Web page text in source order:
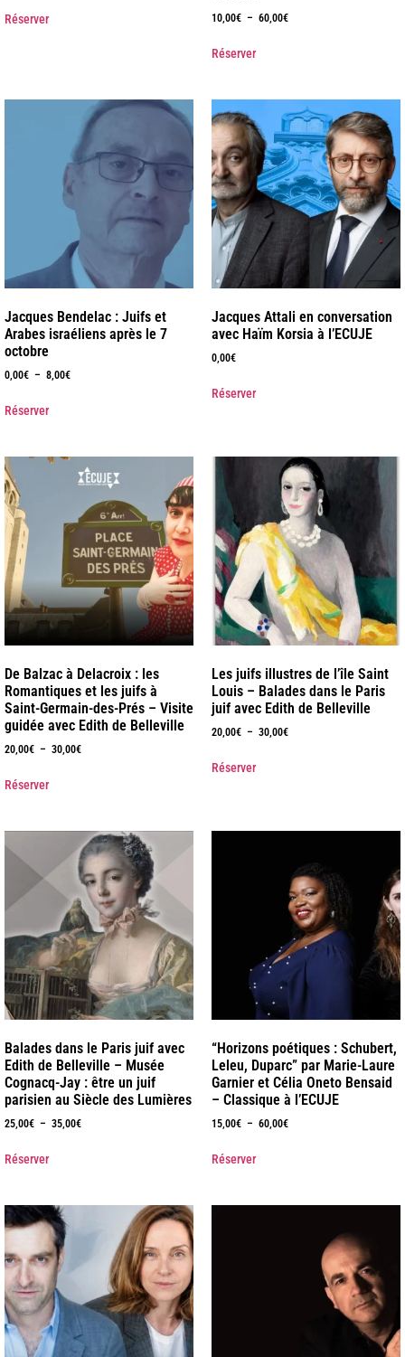
Réserver 10,00€ – 60,00€
Réserver
Jacques Bendelac : Juifs et
Arabes israéliens après le 7
octobre
0,00€ – 8,00€
Réserver
Jacques Attali en conversation
avec Haïm Korsia à l’ECUJE
0,00€
Réserver
De Balzac à Delacroix : les
Romantiques et les juifs à
Saint-Germain-des-Prés – Visite
guidée avec Edith de Belleville
20,00€ – 30,00€
Réserver
Les juifs illustres de l’île Saint
Louis – Balades dans le Paris
juif avec Edith de Belleville
20,00€ – 30,00€
Réserver
Balades dans le Paris juif avec
Edith de Belleville – Musée
Cognacq-Jay : être un juif
parisien au Siècle des Lumières
25,00€ – 35,00€
Réserver
“Horizons poétiques : Schubert,
Leleu, Duparc” par Marie-Laure
Garnier et Célia Oneto Bensaid
– Classique à l’ECUJE
15,00€ – 60,00€
Réserver